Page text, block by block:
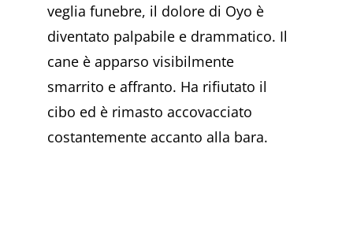
veglia funebre, il dolore di Oyo è
diventato palpabile e drammatico. Il
cane è apparso visibilmente
smarrito e affranto. Ha rifiutato il
cibo ed è rimasto accovacciato
costantemente accanto alla bara.